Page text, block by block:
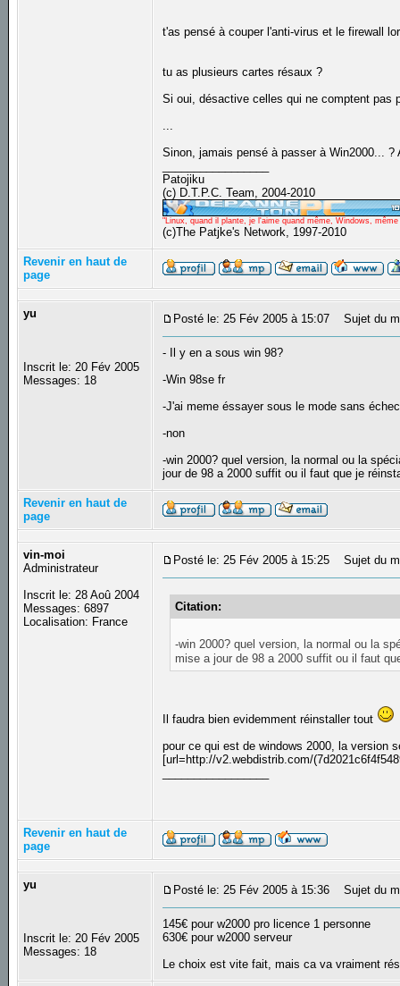
t'as pensé à couper l'anti-virus et le firewall
tu as plusieurs cartes résaux ?
Si oui, désactive celles qui ne comptent pas
...
Sinon, jamais pensé à passer à Win2000...
Patojiku
(c) D.T.P.C. Team, 2004-2010
"Linux, quand il plante, je l'aime quand même, Windows,
(c)The Patjke's Network, 1997-2010
Revenir en haut de
page
yu
Inscrit le: 20 Fév 2005
Messages: 18
Posté le: 25 Fév 2005 à 15:07 Sujet du
- Il y en a sous win 98?
-Win 98se fr
-J'ai meme éssayer sous le mode sans
-non
-win 2000? quel version, la normal ou la
jour de 98 a 2000 suffit ou il faut que je
Revenir en haut de
page
vin-moi
Administrateur
Inscrit le: 28 Aoû 2004
Messages: 6897
Localisation: France
Posté le: 25 Fév 2005 à 15:25 Sujet du
Citation:
-win 2000? quel version, la normal ou la
mise a jour de 98 a 2000 suffit ou il faut
Il faudra bien evidemment réinstaller tout
pour ce qui est de windows 2000, la version
[url=http://v2.webdistrib.com/
Revenir en haut de
page
yu
Inscrit le: 20 Fév 2005
Messages: 18
Posté le: 25 Fév 2005 à 15:36 Sujet du
145€ pour w2000 pro licence 1 personne
630€ pour w2000 serveur
Le choix est vite fait, mais ca va vraiment